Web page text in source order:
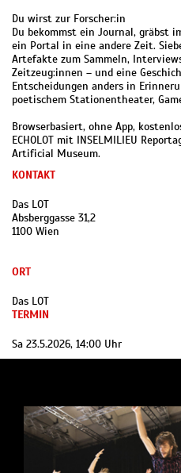
Du wirst zur Forscher:in
Du bekommst ein Journal, gräbst
ein Portal in eine andere Zeit.
Artefakte zum Sammeln,
Zeitzeug:innen – und eine
Entscheidungen anders in
poetischem Stationentheater,
Browserbasiert, ohne App,
ECHOLOT mit INSELMILIEU
Artificial Museum.
KONTAKT
Das LOT
Absberggasse 31,2
1100 Wien
ORT
Das LOT
TERMIN
Sa 23.5.2026, 14:00 Uhr